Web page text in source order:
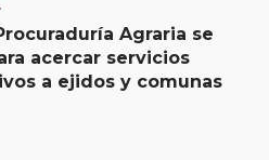
Agraria se
acercar servicios
a ejidos y comunas